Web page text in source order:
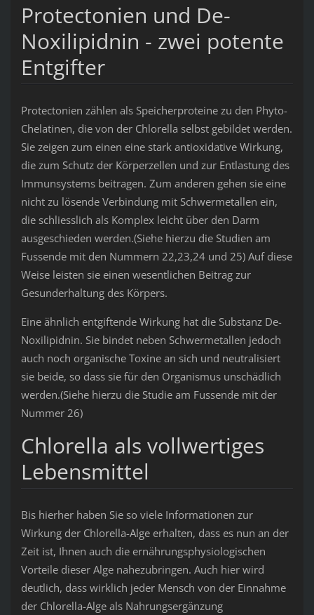
Protectonien und De-
Noxilipidnin - zwei potente
Entgifter
Protectonien zählen als Speicherproteine zu den Phyto-
Chelatinen, die von der Chlorella selbst gebildet werden.
Sie zeigen zum einen eine stark antioxidative Wirkung,
die zum Schutz der Körperzellen und zur Entlastung des
Immunsystems beitragen. Zum anderen gehen sie eine
nicht zu lösende Verbindung mit Schwermetallen ein,
die schliesslich als Komplex leicht über den Darm
ausgeschieden werden.(Siehe hierzu die Studien am
Fussende mit den Nummern 22,23,24 und 25) Auf diese
Weise leisten sie einen wesentlichen Beitrag zur
Gesunderhaltung des Körpers.
Eine ähnlich entgiftende Wirkung hat die Substanz De-
Noxilipidnin. Sie bindet neben Schwermetallen jedoch
auch noch organische Toxine an sich und neutralisiert
sie beide, so dass sie für den Organismus unschädlich
werden.(Siehe hierzu die Studie am Fussende mit der
Nummer 26)
Chlorella als vollwertiges
Lebensmittel
Bis hierher haben Sie so viele Informationen zur
Wirkung der Chlorella-Alge erhalten, dass es nun an der
Zeit ist, Ihnen auch die ernährungsphysiologischen
Vorteile dieser Alge nahezubringen. Auch hier wird
deutlich, dass wirklich jeder Mensch von der Einnahme
der Chlorella-Alge als Nahrungsergänzung